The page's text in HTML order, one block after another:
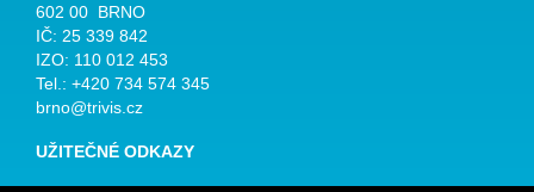
602 00 BRNO
IČ: 25 339 842
IZO: 110 012 453
Tel.: +420 734 574 345
brno@trivis.cz
UŽITEČNÉ ODKAZY